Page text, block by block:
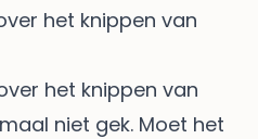
het knippen van
het knippen van
niet gek. Moet het